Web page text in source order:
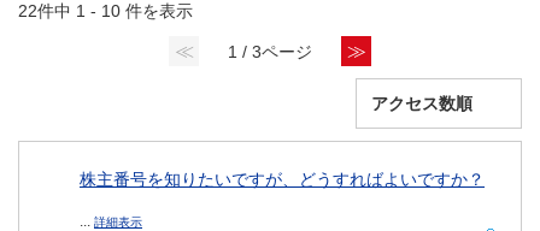
22件中 1 - 10 件を表示
≪ 1 / 3ページ ≫
株主番号を知りたいですが、どうすればよいですか？
... 詳細表示